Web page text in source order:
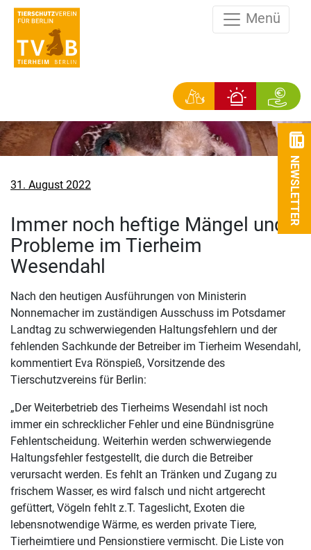
Menü
NEWSLETTER
Veröffentlicht
31. August 2022
Immer noch heftige Mängel und
Probleme im Tierheim
Wesendahl
Nach den heutigen Ausführungen von Ministerin
Nonnemacher im zuständigen Ausschuss im Potsdamer
Landtag zu schwerwiegenden Haltungsfehlern und der
fehlenden Sachkunde der Betreiber im Tierheim Wesendahl,
kommentiert Eva Rönspieß, Vorsitzende des
Tierschutzvereins für Berlin:
„Der Weiterbetrieb des Tierheims Wesendahl ist noch
immer ein schrecklicher Fehler und eine Bündnisgrüne
Fehlentscheidung. Weiterhin werden schwerwiegende
Haltungsfehler festgestellt, die durch die Betreiber
verursacht werden. Es fehlt an Tränken und Zugang zu
frischem Wasser, es wird falsch und nicht artgerecht
gefüttert, Vögeln fehlt z.T. Tageslicht, Exoten die
lebensnotwendige Wärme, es werden private Tiere,
Tierheimtiere und Pensionstiere vermischt. Die Liste von